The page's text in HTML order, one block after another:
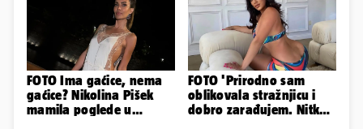
FOTO Ima gaćice, nema
gaćice? Nikolina Pišek
mamila poglede u
FOTO 'Prirodno sam
oblikovala stražnjicu i
dobro zarađujem. Nitko